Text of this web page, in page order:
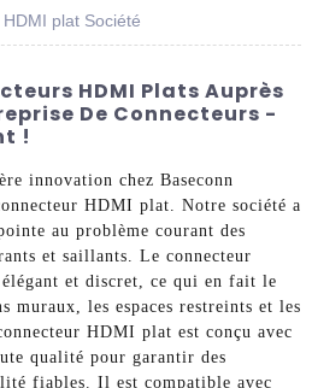
plat Société
HDMI Plats Auprès
De Connecteurs -
!
innovation chez Baseconn
HDMI plat. Notre société a
au problème courant des
et saillants. Le connecteur
et discret, ce qui en fait le
muraux, les espaces restreints et les
HDMI plat est conçu avec
qualité pour garantir des
fiables. Il est compatible avec